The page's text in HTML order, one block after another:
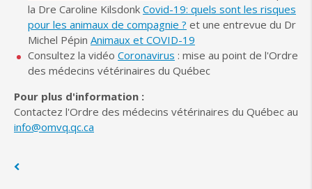
la Dre Caroline Kilsdonk Covid-19: quels sont les risques
pour les animaux de compagnie ? et une entrevue du Dr
Michel Pépin Animaux et COVID-19
Consultez la vidéo Coronavirus : mise au point de l'Ordre
des médecins vétérinaires du Québec
Pour plus d'information :
Contactez l'Ordre des médecins vétérinaires du Québec au
info@omvq.qc.ca